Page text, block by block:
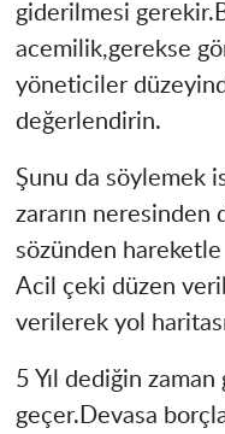
giderilmesi
acemilik,gerekse
yöneticiler
değerlendirin.
Şunu da söylemek
zararın neresinden
sözünden hareketle
Acil çeki düzen
verilerek yol
5 Yıl dediğin
geçer.Devasa